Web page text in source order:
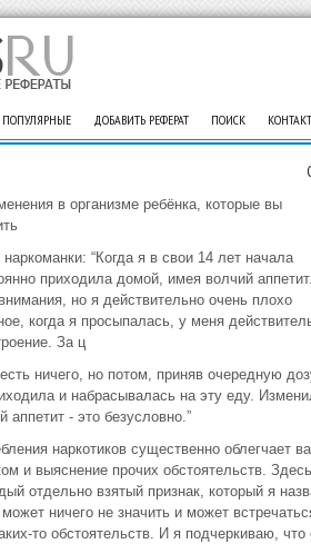
ПОПУЛЯРНЫЕ ДОБАВИТЬ РЕФЕРАТ ПОИСК
в организме ребёнка, которые вы
“Когда я в свои 14 лет начала
приходила домой, имея волчий
но я действительно очень плохо
когда я просыпалась, у меня
За ц
ничего, но потом, приняв очередную
и набрасывалась на эту еду.
- это безусловно.”
наркотиков существенно облегчает
и выяснение прочих обстоятельств.
отдельно взятый признак, который я
ничего не значить и может
то обстоятельств. И я подчеркиваю, что